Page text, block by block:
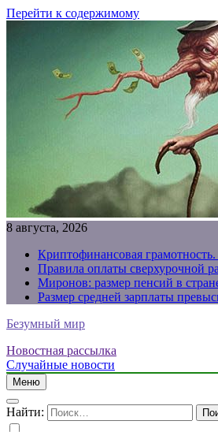
Перейти к содержимому
8 августа, 2026
Криптофинансовая
Правила оплаты сверхурочной
Миронов: размер пенсий в
Размер средней зарплаты
Безумный мир
Новостная рассылка
Случайные новости
Меню
Найти: